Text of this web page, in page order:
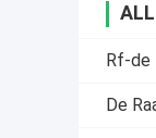
Rf-de
De